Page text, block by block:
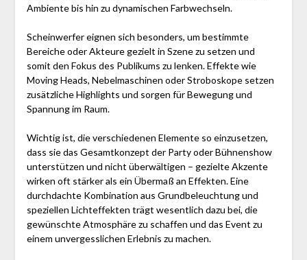
Ambiente bis hin zu dynamischen Farbwechseln.
Scheinwerfer eignen sich besonders, um bestimmte
Bereiche oder Akteure gezielt in Szene zu setzen und
somit den Fokus des Publikums zu lenken. Effekte wie
Moving Heads, Nebelmaschinen oder Stroboskope setzen
zusätzliche Highlights und sorgen für Bewegung und
Spannung im Raum.
Wichtig ist, die verschiedenen Elemente so einzusetzen,
dass sie das Gesamtkonzept der Party oder Bühnenshow
unterstützen und nicht überwältigen – gezielte Akzente
wirken oft stärker als ein Übermaß an Effekten. Eine
durchdachte Kombination aus Grundbeleuchtung und
speziellen Lichteffekten trägt wesentlich dazu bei, die
gewünschte Atmosphäre zu schaffen und das Event zu
einem unvergesslichen Erlebnis zu machen.